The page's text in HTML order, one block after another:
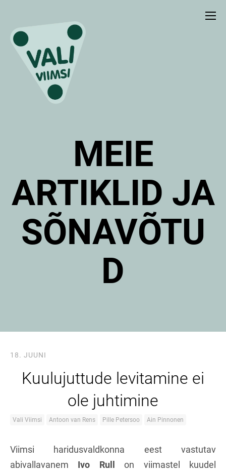
MEIE
ARTIKLID JA
SÕNAVÕTU
D
18. JUUNI
Kuulujuttude levitamine ei
ole juhtimine
Vali Viimsi Antoon van Rens Pille Petersoo Ain Pinnonen
Viimsi haridusvaldkonna eest vastutav
abivallavanem Ivo Rullon viimastel kuudel